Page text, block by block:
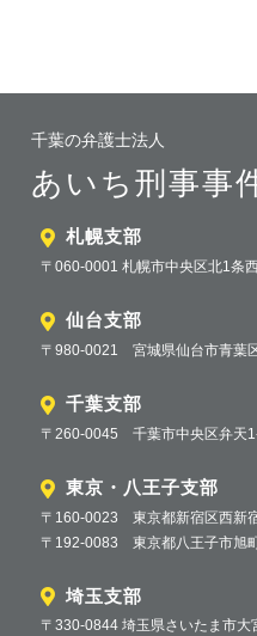
千葉の弁護士法人
あいち刑事事
札幌支部
〒060-0001 札幌市中央区北1条
仙台支部
〒980-0021 宮城県仙台市青葉
千葉支部
〒260-0045 千葉市中央区弁天
東京・八王子支部
〒160-0023 東京都新宿区西新
〒192-0083 東京都八王子市旭
埼玉支部
〒330-0844 埼玉県さいたま市